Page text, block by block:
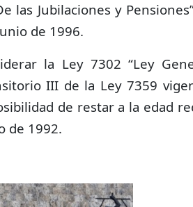
las Jubilaciones y
de 1996.
la Ley 7302 “Ley
III de la Ley 7359
de restar a la edad
de 1992.